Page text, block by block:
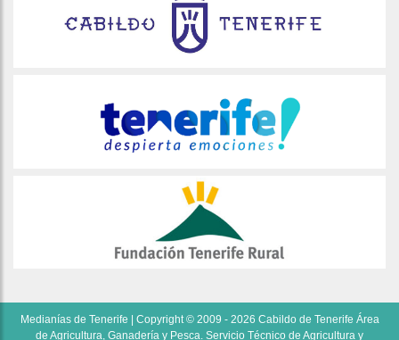
Medianías de Tenerife | Copyright © 2009 - 2026 Cabildo de Tenerife Área
de Agricultura, Ganadería y Pesca. Servicio Técnico de Agricultura y